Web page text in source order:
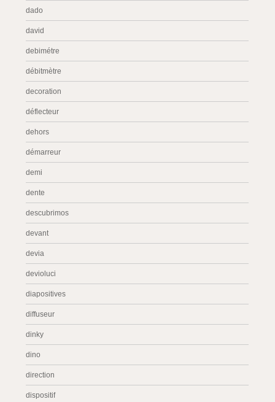
dado
david
debimétre
débitmètre
decoration
déflecteur
dehors
démarreur
demi
dente
descubrimos
devant
devia
devioluci
diapositives
diffuseur
dinky
dino
direction
dispositif